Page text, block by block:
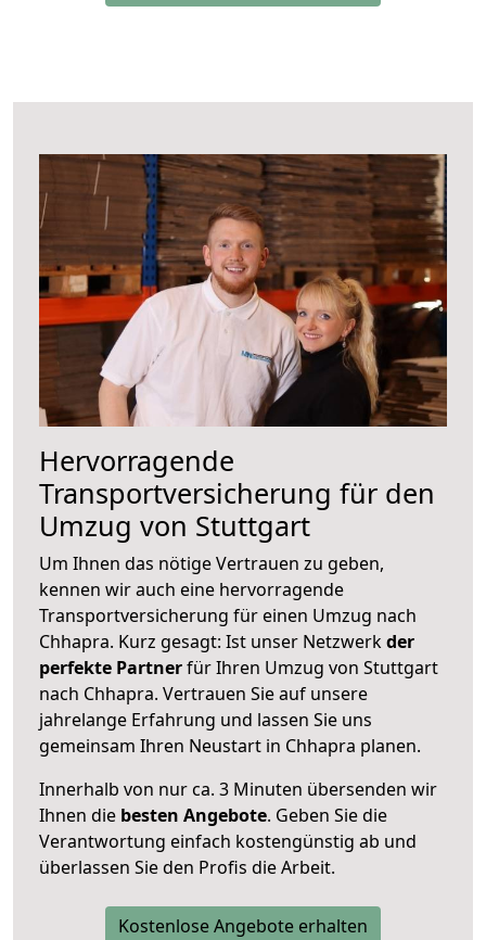
Hervorragende
Transportversicherung für den
Umzug von Stuttgart
Um Ihnen das nötige Vertrauen zu geben,
kennen wir auch eine hervorragende
Transportversicherung für einen Umzug nach
Chhapra. Kurz gesagt: Ist unser Netzwerkder
perfekte Partnerfür Ihren Umzug von Stuttgart
nach Chhapra. Vertrauen Sie auf unsere
jahrelange Erfahrung und lassen Sie uns
gemeinsam Ihren Neustart in Chhapra planen.
Innerhalb von nur ca. 3 Minuten übersenden wir
Ihnen die besten Angebote. Geben Sie die
Verantwortung einfach kostengünstig ab und
überlassen Sie den Profis die Arbeit.
Kostenlose Angebote erhalten